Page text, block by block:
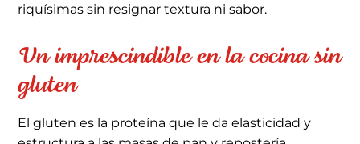
riquísimas sin resignar textura ni sabor.
Un imprescindible en la cocina sin
gluten
El gluten es la proteína que le da elasticidad y